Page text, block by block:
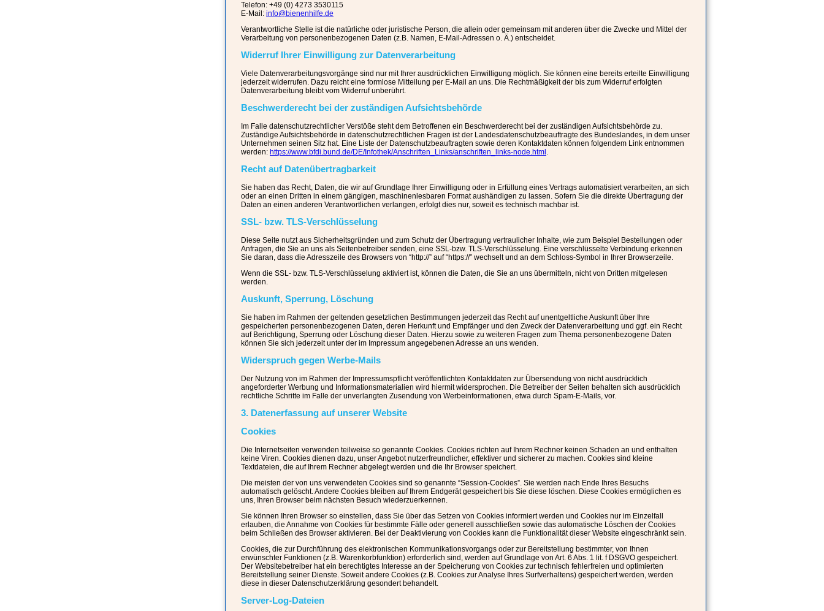
Telefon: +49 (0) 4273 3530115
E-Mail: info@bienenhilfe.de
Verantwortliche Stelle ist die natürliche oder juristische Person, die allein oder gemeinsam mit anderen über die Zwecke und Mittel der
Verarbeitung von personenbezogenen Daten (z.B. Namen, E-Mail-Adressen o. Ä.) entscheidet.
Widerruf Ihrer Einwilligung zur Datenverarbeitung
Viele Datenverarbeitungsvorgänge sind nur mit Ihrer ausdrücklichen Einwilligung möglich. Sie können eine bereits erteilte Einwilligung
jederzeit widerrufen. Dazu reicht eine formlose Mitteilung per E-Mail an uns. Die Rechtmäßigkeit der bis zum Widerruf erfolgten
Datenverarbeitung bleibt vom Widerruf unberührt.
Beschwerderecht bei der zuständigen Aufsichtsbehörde
Im Falle datenschutzrechtlicher Verstöße steht dem Betroffenen ein Beschwerderecht bei der zuständigen Aufsichtsbehörde zu.
Zuständige Aufsichtsbehörde in datenschutzrechtlichen Fragen ist der Landesdatenschutzbeauftragte des Bundeslandes, in dem unser
Unternehmen seinen Sitz hat. Eine Liste der Datenschutzbeauftragten sowie deren Kontaktdaten können folgendem Link entnommen
werden: https://www.bfdi.bund.de/DE/Infothek/Anschriften_Links/anschriften_links-node.html .
Recht auf Datenübertragbarkeit
Sie haben das Recht, Daten, die wir auf Grundlage Ihrer Einwilligung oder in Erfüllung eines Vertrags automatisiert verarbeiten, an sich
oder an einen Dritten in einem gängigen, maschinenlesbaren Format aushändigen zu lassen. Sofern Sie die direkte Übertragung der
Daten an einen anderen Verantwortlichen verlangen, erfolgt dies nur, soweit es technisch machbar ist.
SSL- bzw. TLS-Verschlüsselung
Diese Seite nutzt aus Sicherheitsgründen und zum Schutz der Übertragung vertraulicher Inhalte, wie zum Beispiel Bestellungen oder
Anfragen, die Sie an uns als Seitenbetreiber senden, eine SSL-bzw. TLS-Verschlüsselung. Eine verschlüsselte Verbindung erkennen
Sie daran, dass die Adresszeile des Browsers von “http://” auf “https://” wechselt und an dem Schloss-Symbol in Ihrer Browserzeile.
Wenn die SSL- bzw. TLS-Verschlüsselung aktiviert ist, können die Daten, die Sie an uns übermitteln, nicht von Dritten mitgelesen
werden.
Auskunft, Sperrung, Löschung
Sie haben im Rahmen der geltenden gesetzlichen Bestimmungen jederzeit das Recht auf unentgeltliche Auskunft über Ihre
gespeicherten personenbezogenen Daten, deren Herkunft und Empfänger und den Zweck der Datenverarbeitung und ggf. ein Recht
auf Berichtigung, Sperrung oder Löschung dieser Daten. Hierzu sowie zu weiteren Fragen zum Thema personenbezogene Daten
können Sie sich jederzeit unter der im Impressum angegebenen Adresse an uns wenden.
Widerspruch gegen Werbe-Mails
Der Nutzung von im Rahmen der Impressumspflicht veröffentlichten Kontaktdaten zur Übersendung von nicht ausdrücklich
angeforderter Werbung und Informationsmaterialien wird hiermit widersprochen. Die Betreiber der Seiten behalten sich ausdrücklich
rechtliche Schritte im Falle der unverlangten Zusendung von Werbeinformationen, etwa durch Spam-E-Mails, vor.
3. Datenerfassung auf unserer Website
Cookies
Die Internetseiten verwenden teilweise so genannte Cookies. Cookies richten auf Ihrem Rechner keinen Schaden an und enthalten
keine Viren. Cookies dienen dazu, unser Angebot nutzerfreundlicher, effektiver und sicherer zu machen. Cookies sind kleine
Textdateien, die auf Ihrem Rechner abgelegt werden und die Ihr Browser speichert.
Die meisten der von uns verwendeten Cookies sind so genannte “Session-Cookies”. Sie werden nach Ende Ihres Besuchs
automatisch gelöscht. Andere Cookies bleiben auf Ihrem Endgerät gespeichert bis Sie diese löschen. Diese Cookies ermöglichen es
uns, Ihren Browser beim nächsten Besuch wiederzuerkennen.
Sie können Ihren Browser so einstellen, dass Sie über das Setzen von Cookies informiert werden und Cookies nur im Einzelfall
erlauben, die Annahme von Cookies für bestimmte Fälle oder generell ausschließen sowie das automatische Löschen der Cookies
beim Schließen des Browser aktivieren. Bei der Deaktivierung von Cookies kann die Funktionalität dieser Website eingeschränkt sein.
Cookies, die zur Durchführung des elektronischen Kommunikationsvorgangs oder zur Bereitstellung bestimmter, von Ihnen
erwünschter Funktionen (z.B. Warenkorbfunktion) erforderlich sind, werden auf Grundlage von Art. 6 Abs. 1 lit. f DSGVO gespeichert.
Der Websitebetreiber hat ein berechtigtes Interesse an der Speicherung von Cookies zur technisch fehlerfreien und optimierten
Bereitstellung seiner Dienste. Soweit andere Cookies (z.B. Cookies zur Analyse Ihres Surfverhaltens) gespeichert werden, werden
diese in dieser Datenschutzerklärung gesondert behandelt.
Server-Log-Dateien